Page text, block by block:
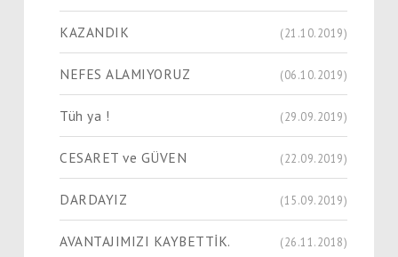
KAZANDIK (21.10.2019)
NEFES ALAMIYORUZ (06.10.2019)
Tüh ya ! (29.09.2019)
CESARET ve GÜVEN (22.09.2019)
DARDAYIZ (15.09.2019)
AVANTAJIMIZI KAYBETTİK. (26.11.2018)